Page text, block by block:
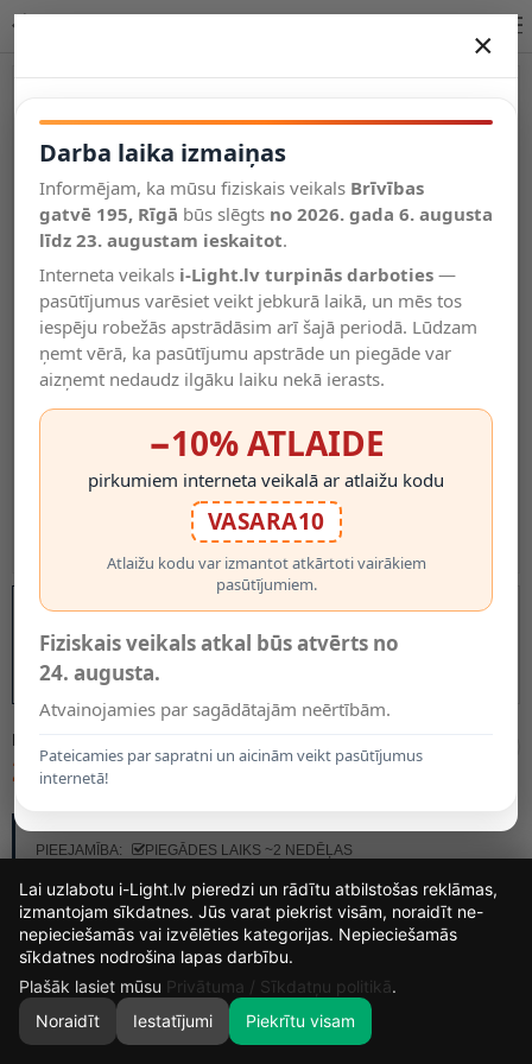
Salīdzināt
Vēlmju
saraksts
Valodas
0
MODELIS:
24.95€
PIEEJAMĪBA:
PIEGĀDES LAIKS ~2 NEDĒĻAS
×
Darba laika izmaiņas
Informējam, ka mūsu fiziskais veikals Brīvības
gatvē 195, Rīgā būs slēgts no 2026. gada 6. augusta
līdz 23. augustam ieskaitot.
Interneta veikals i-Light.lv turpinās darboties —
pasūtījumus varēsiet veikt jebkurā laikā, un mēs tos
iespēju robežās apstrādāsim arī šajā periodā. Lūdzam
ņemt vērā, ka pasūtījumu apstrāde un piegāde var
aizņemt nedaudz ilgāku laiku nekā ierasts.
−10% ATLAIDE
pirkumiem interneta veikalā ar atlaižu kodu
VASARA10
Atlaižu kodu var izmantot atkārtoti vairākiem
pasūtījumiem.
Fiziskais veikals atkal būs atvērts no
24. augusta.
Atvainojamies par sagādātajām neērtībām.
Pateicamies par sapratni un aicinām veikt pasūtījumus
internetā!
13
DIENAS
8
STUNDAS
23
MIN.
26
Lai uzlabotu i-Light.lv pieredzi un rādītu atbilstošas reklāmas,
izmantojam sīkdatnes. Jūs varat piekrist visām, noraidīt ne-
nepieciešamās vai izvēlēties kategorijas. Nepieciešamās
sīkdatnes nodrošina lapas darbību.
Plašāk lasiet mūsu Privātuma / Sīkdatņu politikā.
Noraidīt
Iestatījumi Piekrītu visam